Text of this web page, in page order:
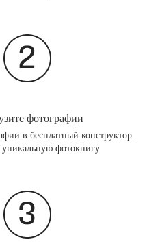
фотографии
в бесплатный конструктор.
уникальную фотокнигу